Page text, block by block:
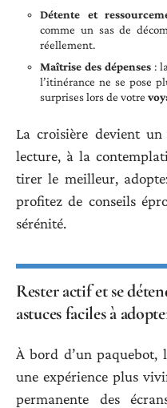
Détente et
comme un sas de
réellement.
Maîtrise des dépenses :
l’itinérance ne se pose
surprises lors de votre
La croisière devient
lecture, à la
tirer le meilleur,
profitez de conseils
sérénité.
Rester actif et se
astuces faciles à
À bord d’un paquebot,
une expérience plus
permanente des